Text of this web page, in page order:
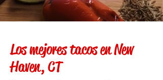
Los mejores tacos en New
Haven, CT